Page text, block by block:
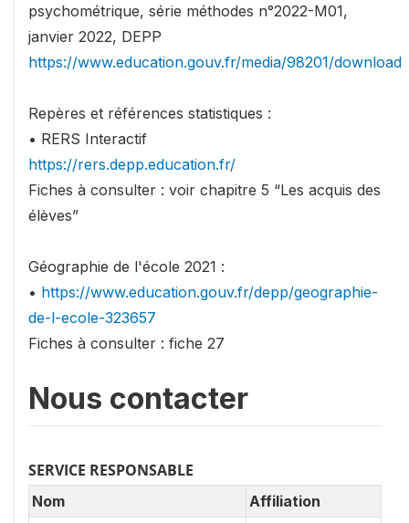
psychométrique, série méthodes n°2022-M01,
janvier 2022, DEPP
https://www.education.gouv.fr/media/98201/download
Repères et références statistiques :
• RERS Interactif
https://rers.depp.education.fr/
Fiches à consulter : voir chapitre 5 “Les acquis des
élèves”
Géographie de l'école 2021 :
• https://www.education.gouv.fr/depp/geographie-
de-l-ecole-323657
Fiches à consulter : fiche 27
Nous contacter
SERVICE RESPONSABLE
Nom Affiliation